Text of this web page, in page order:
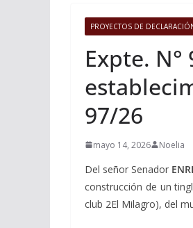
PROYECTOS DE
Expte.
97/26
mayo 14, 2026 Noelia
Del señor Senador
construcción de un
club 2El Milagro), del